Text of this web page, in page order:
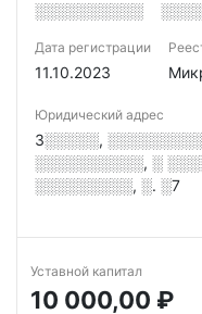
░░░░░░░░░░
Дата регистрации
11.10.2023
Юридический адрес
3░░░░░,
░░░░░░░░░░, ░
░░░░░░░░░, ░. ░7
Уставной капитал
10 000,00 ₽